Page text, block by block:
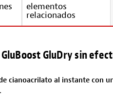
elementos
relacionados
GluDry sin
cianoacrilato al instante con